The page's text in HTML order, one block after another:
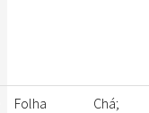
Folha Chá;